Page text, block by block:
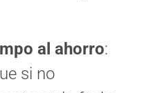
al ahorro:
si no